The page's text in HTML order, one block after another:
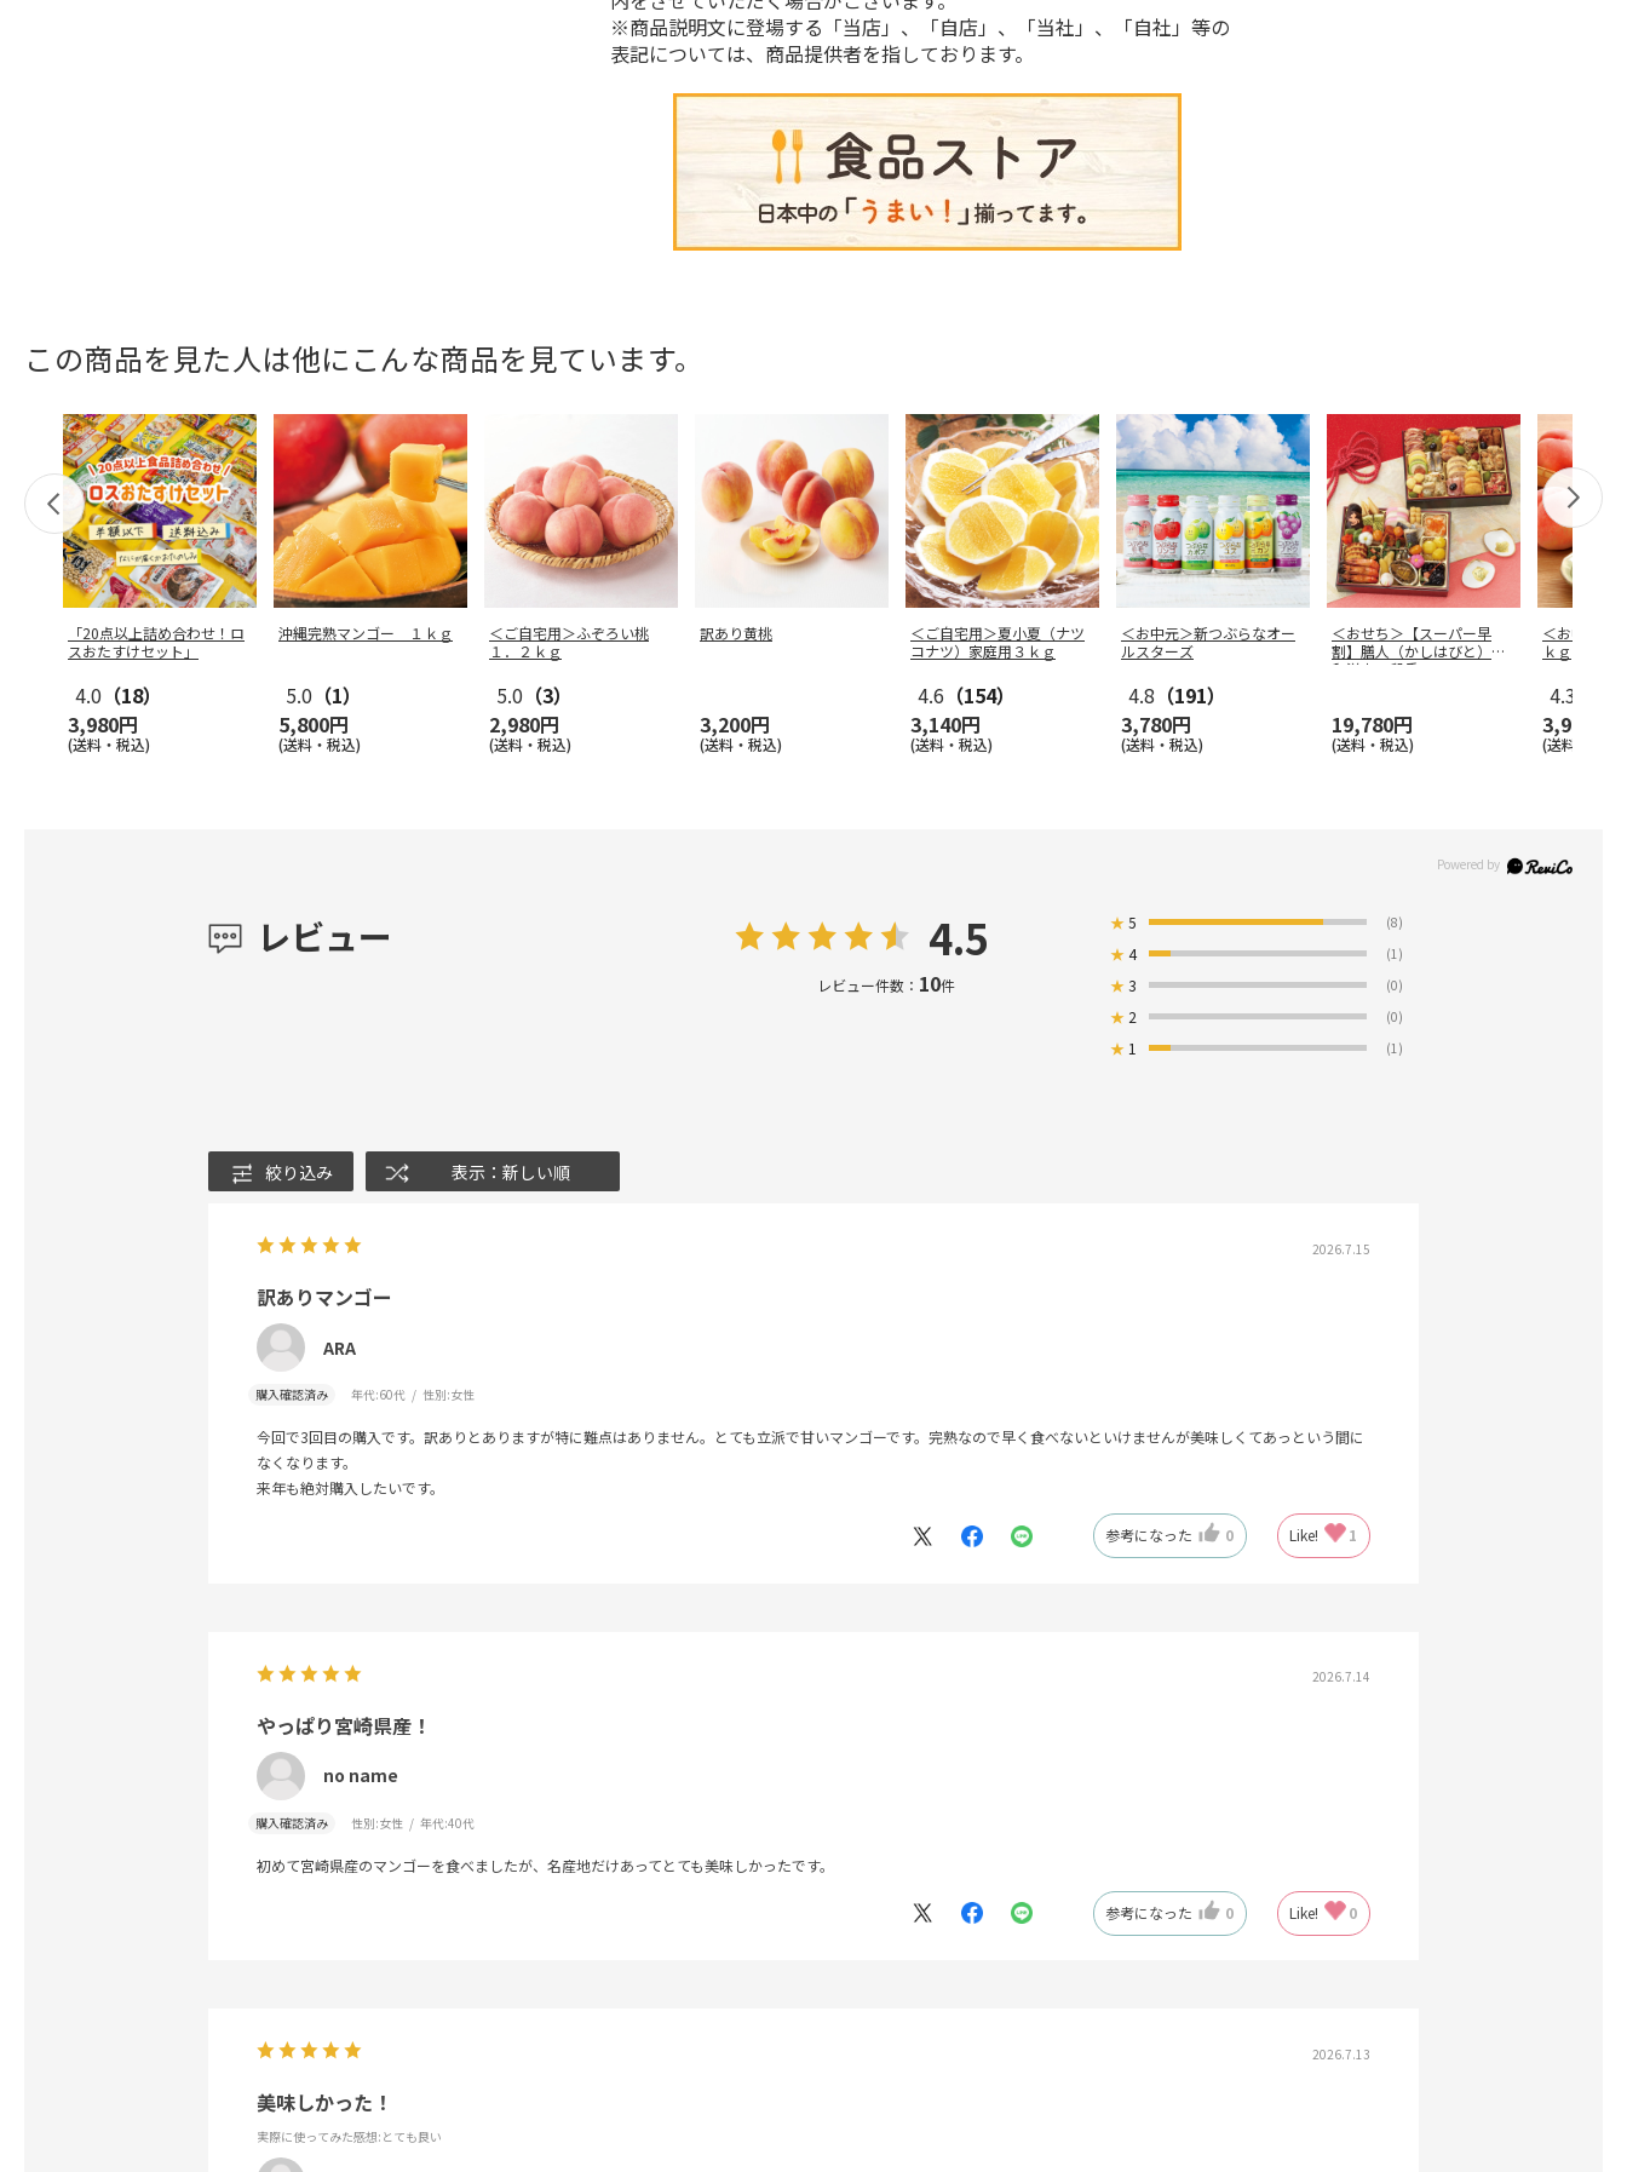
※商品説明文に登場する「当店」、「自店」、「当社」、「自社」等の
表記については、商品提供者を指しております。
この商品を見た人は他にこんな商品を見ています。
「20点以上詰め合わせ！ロ
スおたすけセット」
4.0 （18）
3,980円
(送料・税込)
沖縄完熟マンゴー １ｋｇ
5.0 （1）
5,800円
(送料・税込)
＜ご自宅用＞ふぞろい桃
１．２ｋｇ
5.0 （3）
2,980円
(送料・税込)
訳あり黄桃
3,200円
(送料・税込)
＜ご自宅用＞夏小夏（ナツ
コナツ）家庭用３ｋｇ
4.6 （154）
3,140円
(送料・税込)
＜お中元＞新つぶらなオー
ルスターズ
4.8 （191）
3,780円
(送料・税込)
＜おせち＞【スーパー早
割】膳人（かしはびと）
和洋中二段重
19,780円
(送料・税込)
＜お中元＞
ｋｇ
4.3
3,980円
(送料・税込)
レビュー 4.5
レビュー件数： 10件
★5 (8)
★4 (1)
★3 (0)
★ 2 (0)
★ 1 (1)
絞り込み 表示：新しい順
2026.7.15
訳ありマンゴー
ARA
購入確認済み 年代:60代 性別:女性
今回で3回目の購入です。訳ありとありますが特に難点はありません。とても立派で甘いマンゴーです。完熟なので早く食べないといけませんが美味しくてあっという間に
なくなります。
来年も絶対購入したいです。
参考になった 0 Like! 1
2026.7.14
やっぱり宮崎県産！
no name
購入確認済み 性別:女性 年代:40代
初めて宮崎県産のマンゴーを食べましたが、名産地だけあってとても美味しかったです。
参考になった 0 Like! 0
2026.7.13
美味しかった！
実際に使ってみた感想:とても良い